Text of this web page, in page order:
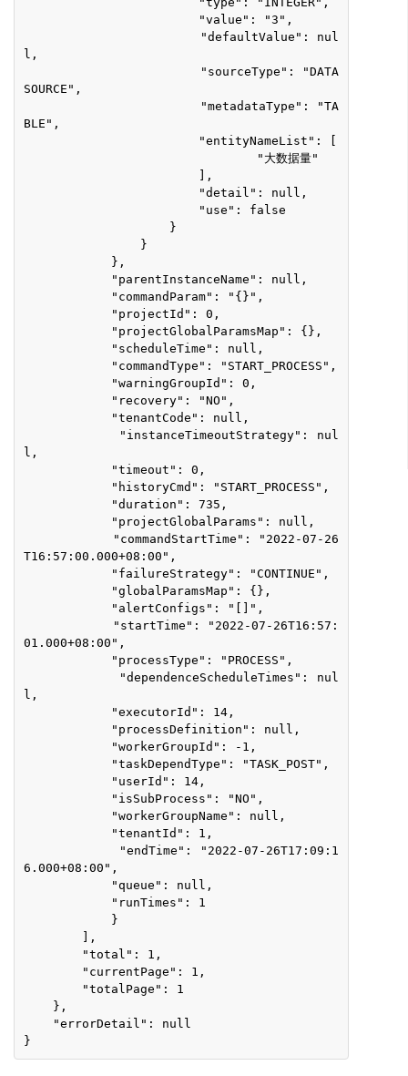
"value": "3",
l,
SOURCE",
BLE",
"entityNameList": [
"大数据量"
],
"detail": null,
"use": false
}
}
},
"parentInstanceName": null,
"commandParam": "{}",
"projectId": 0,
"projectGlobalParamsMap": {},
"scheduleTime": null,
"commandType": "START_PROCESS",
"warningGroupId": 0,
"recovery": "NO",
"tenantCode": null,
l,
"timeout": 0,
"historyCmd": "START_PROCESS",
"duration": 735,
"projectGlobalParams": null,
T16:57:00.000+08:00",
"failureStrategy": "CONTINUE",
"globalParamsMap": {},
"alertConfigs": "[]",
01.000+08:00",
"processType": "PROCESS",
l,
"executorId": 14,
"processDefinition": null,
"workerGroupId": -1,
"taskDependType": "TASK_POST",
"userId": 14,
"isSubProcess": "NO",
"workerGroupName": null,
"tenantId": 1,
6.000+08:00",
"queue": null,
"runTimes": 1
}
],
"total": 1,
"currentPage": 1,
"totalPage": 1
},
"errorDetail": null
}